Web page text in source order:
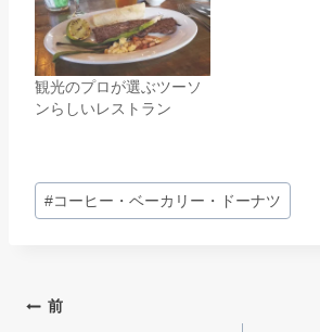
観光のプロが選ぶツーソ
ンらしいレストラン
投
稿
#コーヒー・ベーカリー・ドーナツ
投前